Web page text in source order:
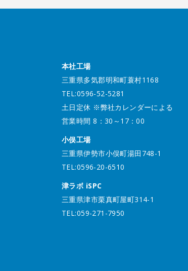
本社工場
三重県多気郡明和町蓑村1168
TEL:0596-52-5281
土日定休 ※弊社カレンダーによる
営業時間 8：30～17：00
小俣工場
三重県伊勢市小俣町湯田748-1
TEL:0596-20-6510
津ラボ iSPC
三重県津市栗真町屋町314-1
TEL:059-271-7950